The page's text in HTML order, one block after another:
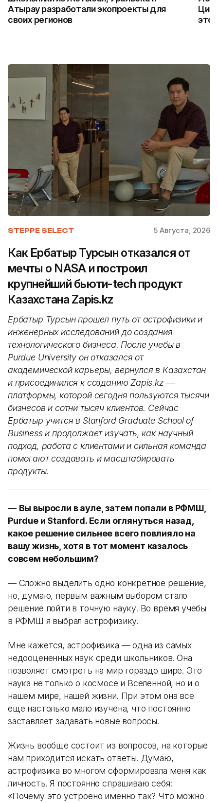
Атырау разработали экопроекты для
своих регионов
это
STEPPE SELECT 5 Августа, 2026
Как Ербатыр Турсын отказался от
мечты о NASA и построил
крупнейший бьюти-tech продукт
Казахстана Zapis.kz
Ербатыр Турсын прошел путь от астрофизики и
инженерных исследований до создания
технологического бизнеса. После учебы в
Purdue University он отказался от
академической карьеры, вернулся в Казахстан
и присоединился к созданию Zapis.kz —
платформы, которой сегодня пользуются тысячи
бизнесов и сотни тысяч клиентов. Сейчас
Ербатыр учится в Stanford Graduate School of
Business и продолжает изучать, как научный
подход, работа с клиентами и сильная команда
помогают создавать и масштабировать
продукты.
— Вы выросли в ауле, затем попали в РФМШ,
Purdue и Stanford. Если оглянуться назад,
какое решение сильнее всего повлияло на
вашу жизнь, хотя в тот момент казалось
совсем небольшим?
— Сложно выделить одно конкретное решение,
но, думаю, первым важным выбором стало
решение пойти в точную науку. Во время учебы
в РФМШ я выбрал астрофизику.
Мне кажется, астрофизика — одна из самых
недооцененных наук среди школьников. Она
позволяет смотреть на мир гораздо шире. Это
наука не только о космосе и Вселенной, но и о
нашем мире, нашей жизни. При этом она все
еще настолько мало изучена, что постоянно
заставляет задавать новые вопросы.
Жизнь вообще состоит из вопросов, на которые
нам приходится искать ответы. Думаю,
астрофизика во многом сформировала меня как
личность. Я постоянно спрашиваю себя:
«Почему это устроено именно так? Что можно